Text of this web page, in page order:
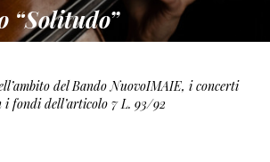
“Solitudo”
del Bando NuovoIMAIE, i concerti
i fondi dell’articolo 7 L. 93/92